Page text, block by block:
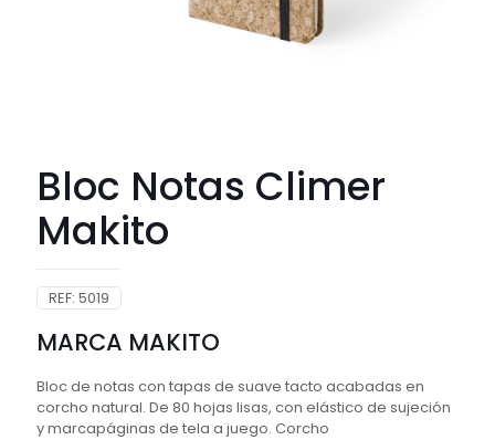
Bloc Notas Climer
Makito
REF: 5019
MARCA MAKITO
Bloc de notas con tapas de suave tacto acabadas en
corcho natural. De 80 hojas lisas, con elástico de sujeción
y marcapáginas de tela a juego. Corcho